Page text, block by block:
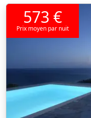
573 €
Prix moyen par nuit